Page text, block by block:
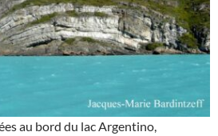
au bord du lac Argentino,